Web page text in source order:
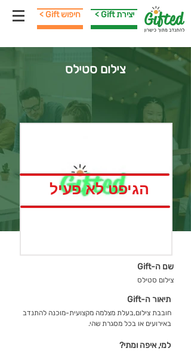
< Gift חיפוש < Gift יצירת
צילום סטילס
הגיפט לא פעיל
שם ה-Gift
צילום סטילס
תיאור ה-Gift
חובבת צילום,בעלת מצלמה מקצועית-מוכנה להתנדב
באירועים או בכל מסגרת שהי.
למי, איפה ומתי?